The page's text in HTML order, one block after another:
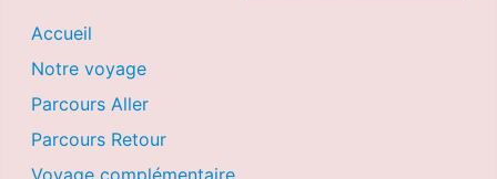
Accueil
Notre voyage
Parcours Aller
Parcours Retour